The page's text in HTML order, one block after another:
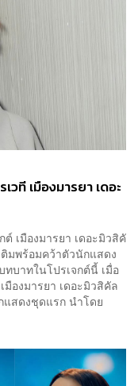
วที เมืองมารยา เดอะ
เมืองมารยา เดอะมิวสิคั
มพร้อมคว้าตัวนักแสดง
บาทในโปรเจกต์นี้ เมื่อ
องมารยา เดอะมิวสิคัล
แสดงชุดแรก นำโดย